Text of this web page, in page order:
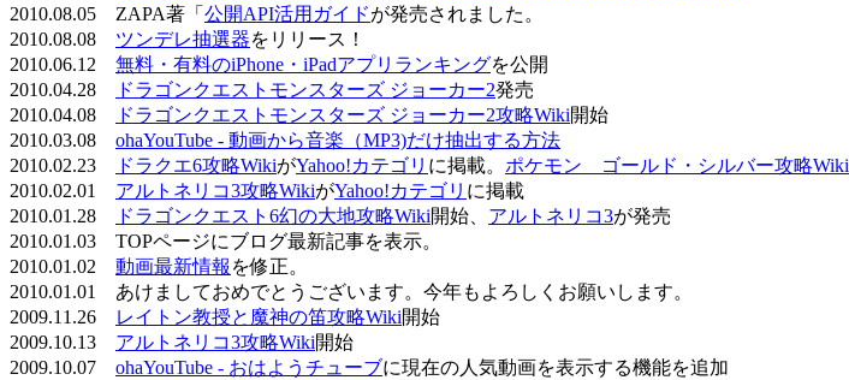
2010.08.05 ZAPA著「 公開API活用ガイドが発売されました。
2010.08.08 ツンデレ抽選器をリリース！
2010.06.12 無料・有料のiPhone・iPadアプリランキングを公開
2010.04.28
ドラゴンクエストモンスターズ ジョーカー2発売
2010.04.08
ドラゴンクエストモンスターズ ジョーカー2攻略Wiki開始
2010.03.08 ohaYouTube - 動画から音楽（MP3)だけ抽出する方法
2010.02.23
ドラクエ6攻略WikiがYahoo!カテゴリ に掲載。 ポケモン ゴールド・シルバー攻略Wiki
2010.02.01 アルトネリコ3攻略WikiがYahoo!カテゴリ に掲載
2010.01.28
ドラゴンクエスト6幻の大地攻略Wiki開始、 アルトネリコ3が発売
2010.01.03 TOPページにブログ最新記事を表示。
2010.01.02 動画最新情報 を修正。
2010.01.01 あけましておめでとうございます。今年もよろしくお願いします。
2009.11.26
レイトン教授と魔神の笛攻略Wiki開始
2009.10.13 アルトネリコ3攻略Wiki開始
2009.10.07 ohaYouTube - おはようチューブに現在の人気動画を表示する機能を追加